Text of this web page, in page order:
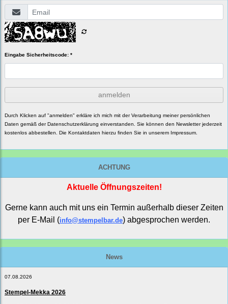
Eingabe Sicherheitscode: *
anmelden
Durch Klicken auf "anmelden" erkläre ich mich mit der Verarbeitung meiner persönlichen
Daten gemäß der Datenschutzerklärung einverstanden. Sie können den Newsletter jederzeit
kostenlos abbestellen. Die Kontaktdaten hierzu finden Sie in unserem Impressum.
ACHTUNG
Aktuelle Öffnungszeiten!
Gerne kann auch mit uns ein Termin außerhalb dieser Zeiten
per E-Mail (info@stempelbar.de) abgesprochen werden.
News
07.08.2026
Stempel-Mekka 2026